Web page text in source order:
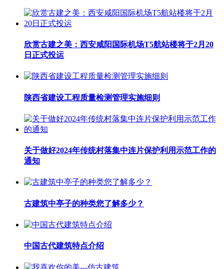
欣赏古建之美：西安咸阳国际机场T5航站楼将于2月20
日正式投运
陕西省建设工程质量检测管理实施细则
关于做好2024年传统村落集中连片保护利用示范工作的
通知
古建筑中亭子的种类您了解多少？
中国古代建筑特点介绍